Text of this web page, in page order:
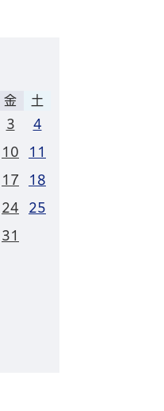
金
土
3 4
10 11
17 18
24 25
31